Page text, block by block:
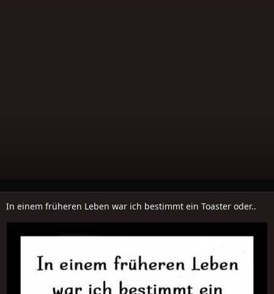
In einem früheren Leben war ich bestimmt ein Toaster oder..